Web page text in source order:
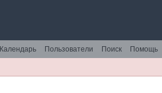
Помощь
Поиск
Пользователи
Календарь